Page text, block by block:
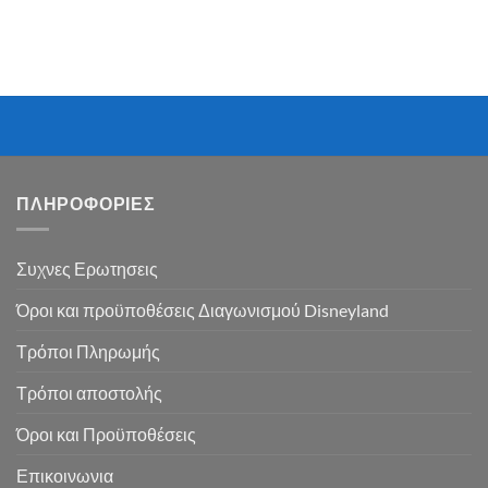
ΠΛΗΡΟΦΟΡΙΕΣ
Συχνες Ερωτησεις
Όροι και προϋποθέσεις Διαγωνισμού Disneyland
Τρόποι Πληρωμής
Τρόποι αποστολής
Όροι και Προϋποθέσεις
Επικοινωνια